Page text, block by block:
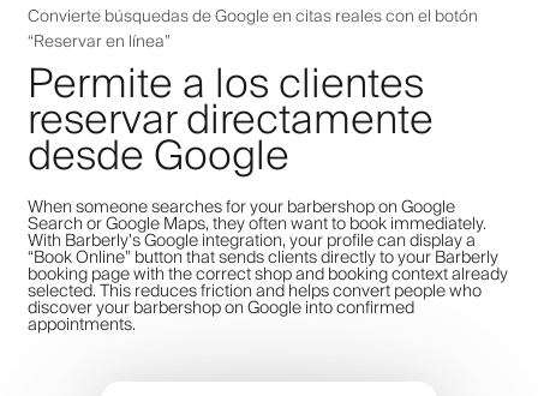
Convierte búsquedas de Google en citas reales con el botón
“Reservar en línea”
Permite a los clientes
reservar directamente
desde Google
When someone searches for your barbershop on Google
Search or Google Maps, they often want to book immediately.
With Barberly’s Google integration, your profile can display a
“Book Online” button that sends clients directly to your Barberly
booking page with the correct shop and booking context already
selected. This reduces friction and helps convert people who
discover your barbershop on Google into confirmed
appointments.